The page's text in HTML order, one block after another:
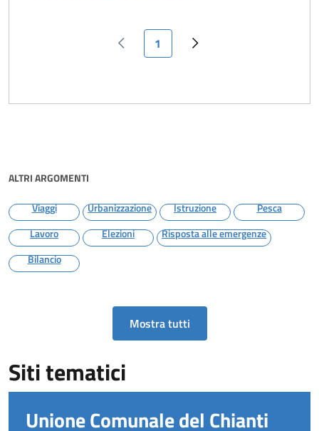
Pagina precedente
Pagina attuale
1 Pagina successiva
ALTRI ARGOMENTI
Viaggi
Urbanizzazione Istruzione
Pesca
Lavoro
Elezioni
Risposta alle emergenze
Bilancio
Mostra tutti
Siti tematici
Unione Comunale del Chianti